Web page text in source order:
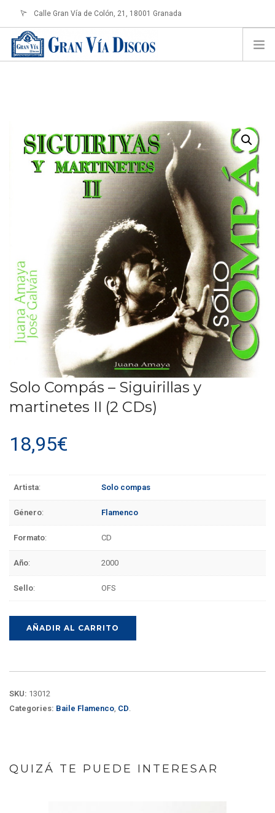
Calle Gran Vía de Colón, 21, 18001 Granada
info@granviadiscos.com
CONTACTO
SHOPPING CART
Solo Compás – Siguirillas y
martinetes II (2 CDs)
18,95€
Artista: Solo compas
Género: Flamenco
Formato: CD
Año: 2000
Sello: OFS
AÑADIR AL CARRITO
SKU: 13012
Categories: Baile Flamenco, CD.
QUIZÁ TE PUEDE INTERESAR